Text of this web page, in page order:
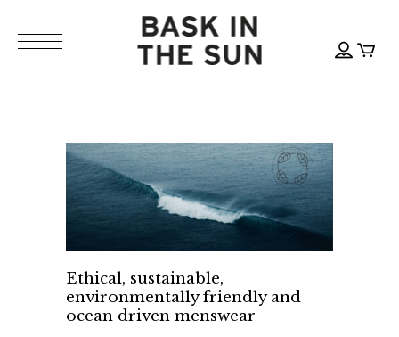
Ethical, sustainable,
environmentally friendly and
ocean driven menswear